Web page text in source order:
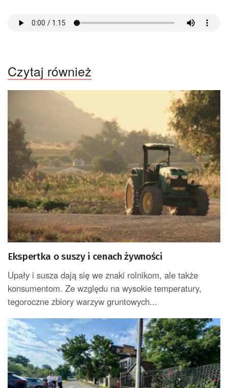
Czytaj również
Ekspertka o suszy i cenach żywności
Upały i susza dają się we znaki rolnikom, ale także
konsumentom. Ze względu na wysokie temperatury,
tegoroczne zbiory warzyw gruntowych...